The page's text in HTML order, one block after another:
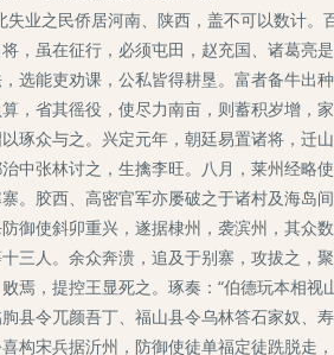
业之民侨居河南、陕西，盖不可以数计。
，虽在征行，必须屯田，赵充国、诸葛
选能吏劝课，公私皆得耕垦。富者备牛出
，省其徭役，使尽力南亩，则蓄积岁增，
众与之。兴定元年，朝廷易置诸将，迁
中张林讨之，生擒李旺。八月，莱州经略
。胶西、高密官军亦屡破之于诸村及海岛
使斜卯重兴，遂据棣州，袭滨州，其众
三人。余众奔溃，追及于别寨，攻拔之，
焉，提控王显死之。琢奏：“伯德玩本相
县令兀颜吾丁、福山县令乌林答石家奴
宋兵据沂州，防御使徒单福定徒跣脱走